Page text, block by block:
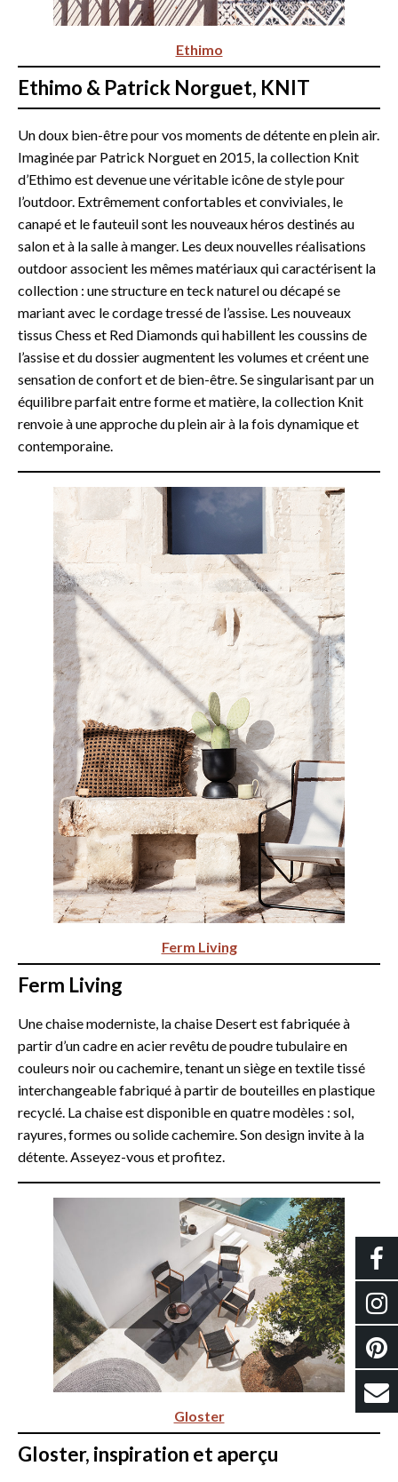
Ethimo
Ethimo & Patrick Norguet, KNIT
Un doux bien-être pour vos moments de détente en plein air.
Imaginée par Patrick Norguet en 2015, la collection Knit
d’Ethimo est devenue une véritable icône de style pour
l’outdoor. Extrêmement confortables et conviviales, le
canapé et le fauteuil sont les nouveaux héros destinés au
salon et à la salle à manger. Les deux nouvelles réalisations
outdoor associent les mêmes matériaux qui caractérisent la
collection : une structure en teck naturel ou décapé se
mariant avec le cordage tressé de l’assise. Les nouveaux
tissus Chess et Red Diamonds qui habillent les coussins de
l’assise et du dossier augmentent les volumes et créent une
sensation de confort et de bien-être. Se singularisant par un
équilibre parfait entre forme et matière, la collection Knit
renvoie à une approche du plein air à la fois dynamique et
contemporaine.
Ferm Living
Ferm Living
Une chaise moderniste, la chaise Desert est fabriquée à
partir d’un cadre en acier revêtu de poudre tubulaire en
couleurs noir ou cachemire, tenant un siège en textile tissé
interchangeable fabriqué à partir de bouteilles en plastique
recyclé. La chaise est disponible en quatre modèles : sol,
rayures, formes ou solide cachemire. Son design invite à la
détente. Asseyez-vous et profitez.
Gloster
Gloster, inspiration et aperçu